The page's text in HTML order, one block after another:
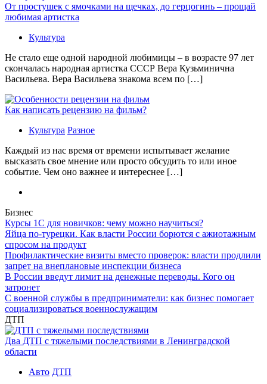
От простушек с ямочками на щечках, до герцогинь – прощай
любимая артистка
Культура
Не стало еще одной народной любимицы – в возрасте 97 лет
скончалась народная артистка СССР Вера Кузьминична
Васильева. Вера Васильева знакома всем по […]
Как написать рецензию на фильм?
Культура Разное
Каждый из нас время от времени испытывает желание
высказать свое мнение или просто обсудить то или иное
событие. Чем оно важнее и интереснее […]
Бизнес
Курсы 1С для новичков: чему можно научиться?
Яйца по-турецки. Как власти России борются с ажиотажным
спросом на продукт
Профилактические визиты вместо проверок: власти продлили
запрет на внеплановые инспекции бизнеса
В России введут лимит на денежные переводы. Кого он
затронет
С военной службы в предприниматели: как бизнес помогает
социализироваться военнослужащим
ДТП
Два ДТП с тяжелыми последствиями в Ленинградской
области
Авто ДТП